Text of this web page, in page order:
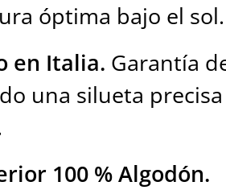
óptima bajo el sol.
en Italia. Garantía
una silueta
100 % Algodón.